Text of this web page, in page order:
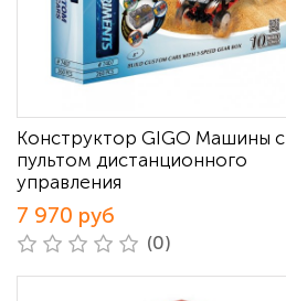
Конструктор GIGO Машины с
пультом дистанционного
управления
7 970 руб
(0)